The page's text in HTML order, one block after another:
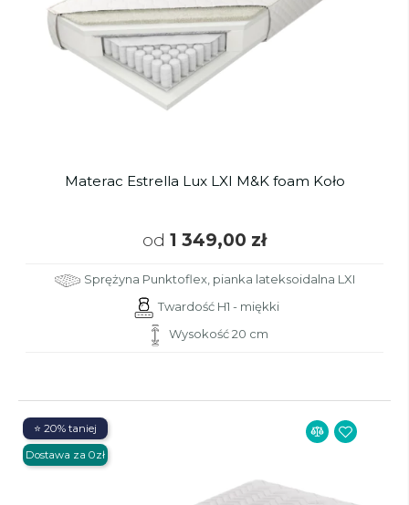
Materac Estrella Lux LXI M&K foam Koło
od 1 349,00 zł
Sprężyna Punktoflex, pianka lateksoidalna LXI
Twardość H1 - miękki
Wysokość 20 cm
⭐ 20% taniej
Dostawa za 0zł